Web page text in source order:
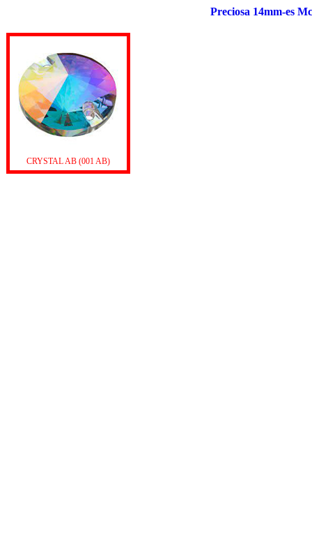
Preciosa 14mm-es
CRYSTAL AB (001 AB)